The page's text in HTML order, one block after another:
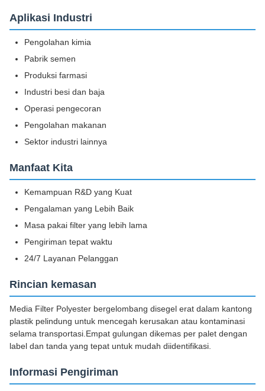
Aplikasi Industri
Pengolahan kimia
Pabrik semen
Produksi farmasi
Industri besi dan baja
Operasi pengecoran
Pengolahan makanan
Sektor industri lainnya
Manfaat Kita
Kemampuan R&D yang Kuat
Pengalaman yang Lebih Baik
Masa pakai filter yang lebih lama
Pengiriman tepat waktu
24/7 Layanan Pelanggan
Rincian kemasan
Media Filter Polyester bergelombang disegel erat dalam kantong
plastik pelindung untuk mencegah kerusakan atau kontaminasi
selama transportasi.Empat gulungan dikemas per palet dengan
label dan tanda yang tepat untuk mudah diidentifikasi.
Informasi Pengiriman